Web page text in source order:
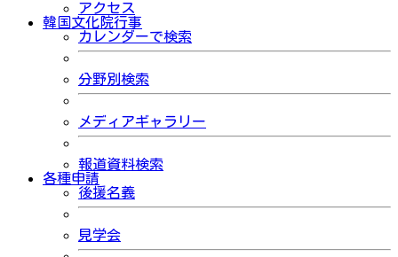
アクセス
韓国文化院行事
カレンダーで検索
分野別検索
メディアギャラリー
報道資料検索
各種申請
後援名義
見学会